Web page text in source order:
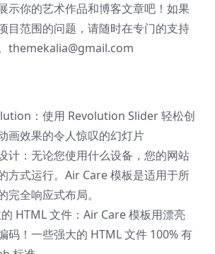
示你的艺术作品和博客文章吧！如果
目范围的问题，请随时在专门的支持
themekalia@gmail.com
：使用 Revolution Slider 轻松创
画效果的令人惊叹的幻灯片
计：无论您使用什么设备，您的网站
方式运行。Air Care 模板是适用于所
完全响应式布局。
HTML 文件：Air Care 模板用漂亮
码！一些强大的 HTML 文件 100% 有